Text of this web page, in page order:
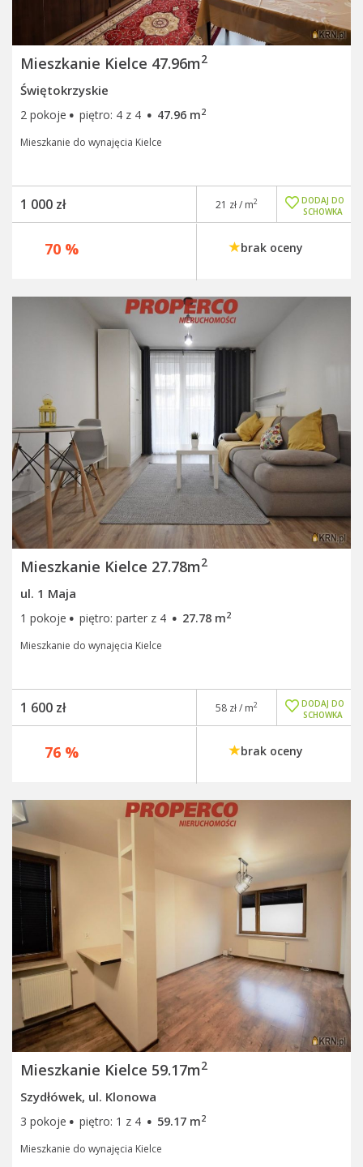
Mieszkanie Kielce 47.96m2
Świętokrzyskie
2 pokoje · piętro: 4 z 4 · 47.96 m2
Mieszkanie do wynajęcia Kielce
1 000 zł
DODAJ DO
SCHOWKA
21 zł / m2
70 % brak oceny
Mieszkanie Kielce 27.78m2
ul. 1 Maja
1 pokoje · piętro: parter z 4 · 27.78 m2
Mieszkanie do wynajęcia Kielce
1 600 zł
DODAJ DO
SCHOWKA
58 zł / m2
76 % brak oceny
Mieszkanie Kielce 59.17m2
Szydłówek, ul. Klonowa
3 pokoje · piętro: 1 z 4 · 59.17 m2
Mieszkanie do wynajęcia Kielce